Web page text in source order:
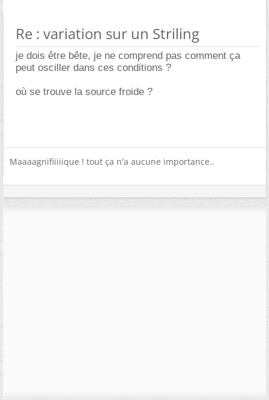
Re : variation sur un Striling
je dois être bête, je ne comprend pas comment ça
peut osciller dans ces conditions ?
où se trouve la source froide ?
Maaaagnifiiiiique ! tout ça n'a aucune importance..